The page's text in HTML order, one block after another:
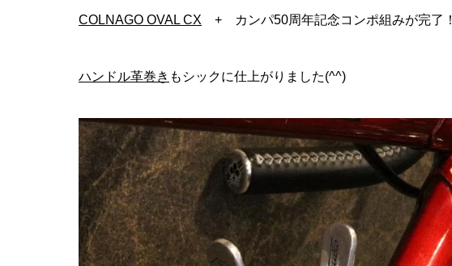
COLNAGO OVAL CX + カンパ50周年記念コンポ組みが完了！
ハンドル革巻き もシックに仕上がりました(^^)